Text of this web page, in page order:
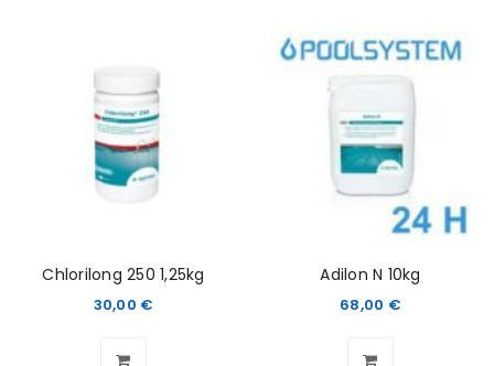
Chlorilong 250 1,25kg
30,00 €
Adilon N 10kg
68,00 €